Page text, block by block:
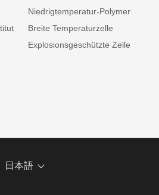
Niedrigtemperatur-Polymer
Breite Temperaturzelle
Explosionsgeschützte Zelle
日本語